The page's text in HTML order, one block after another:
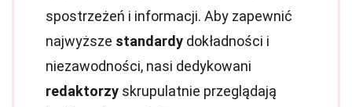
spostrzeżeń i informacji. Aby zapewnić
najwyższe standardy dokładności i
niezawodności, nasi dedykowani
redaktorzy skrupulatnie przeglądają